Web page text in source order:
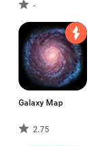
-
Galaxy Map
2.75